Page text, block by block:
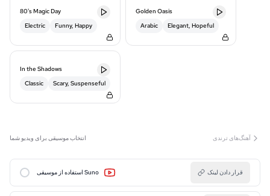
80's Magic Day
Electric
Funny, Happy
Golden Oasis
Arabic
Elegant, Hopeful
In the Shadows
Classic
Scary, Suspenseful
انتخاب موسیقی برای ویدیو شما آهنگ‌های ترندی
استفاده از موسیقی Suno قرار دادن لینک